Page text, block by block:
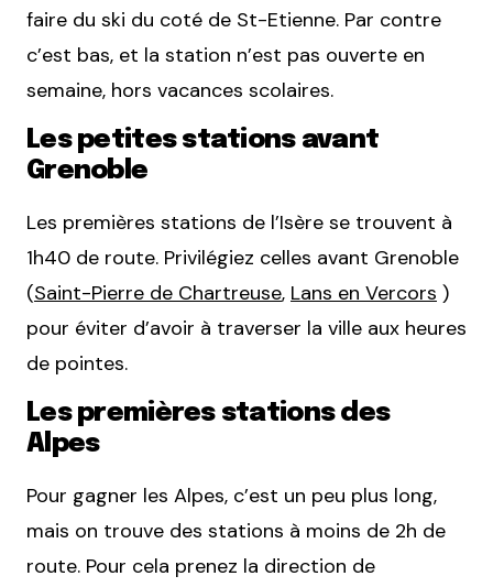
faire du ski du coté de St-Etienne. Par contre
c’est bas, et la station n’est pas ouverte en
semaine, hors vacances scolaires.
Les petites stations avant
Grenoble
Les premières stations de l’Isère se trouvent à
1h40 de route. Privilégiez celles avant Grenoble
(Saint-Pierre de Chartreuse, Lans en Vercors )
pour éviter d’avoir à traverser la ville aux heures
de pointes.
Les premières stations des
Alpes
Pour gagner les Alpes, c’est un peu plus long,
mais on trouve des stations à moins de 2h de
route. Pour cela prenez la direction de